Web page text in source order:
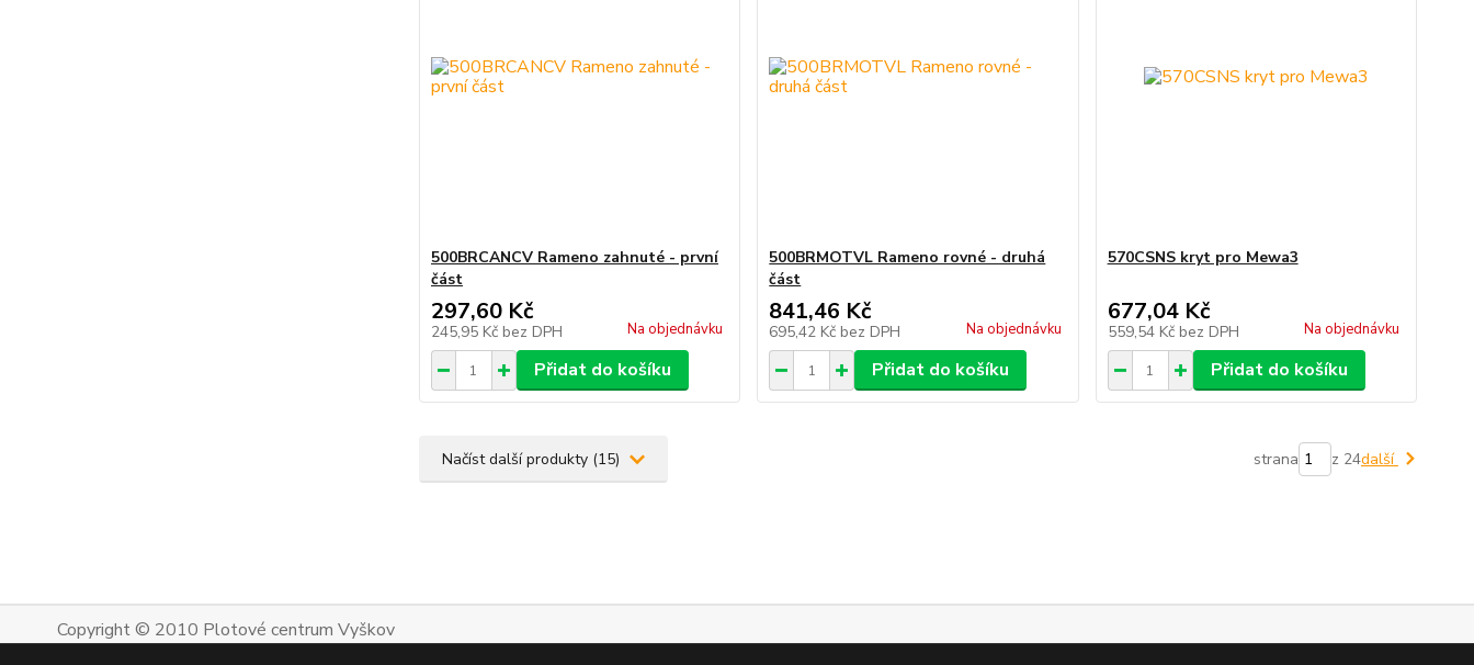
500BRCANCV Rameno zahnuté - první
část
297,60 Kč
245,95 Kč bez DPH Na objednávku
Přidat do košíku
500BRMOTVL Rameno rovné - druhá
část
841,46 Kč
695,42 Kč bez DPH Na objednávku
Přidat do košíku
570CSNS kryt pro Mewa3
677,04 Kč
559,54 Kč bez DPH Na objednávku
Přidat do košíku
Načíst další produkty (15) strana z 24další
Copyright © 2010 Plotové centrum Vyškov